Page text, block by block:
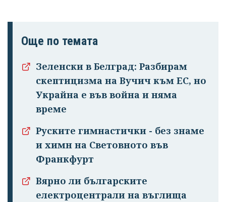
Още по темата
Зеленски в Белград: Разбирам
скептицизма на Вучич към ЕС, но
Украйна е във война и няма
време
Руските гимнастички - без знаме
и химн на Световното във
Франкфурт
Вярно ли българските
електроцентрали на въглища